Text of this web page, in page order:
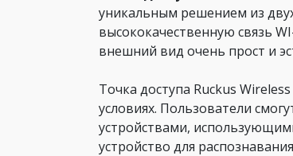
уникальным решением из
высококачественную связь
внешний вид очень прост и
Точка доступа Ruckus
условиях. Пользователи
устройствами,
устройство для